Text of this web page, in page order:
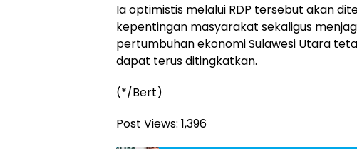
Ia optimistis melalui RDP tersebut akan
kepentingan masyarakat sekaligus
pertumbuhan ekonomi Sulawesi Utara
dapat terus ditingkatkan.
(*/Bert)
Post Views: 1,396